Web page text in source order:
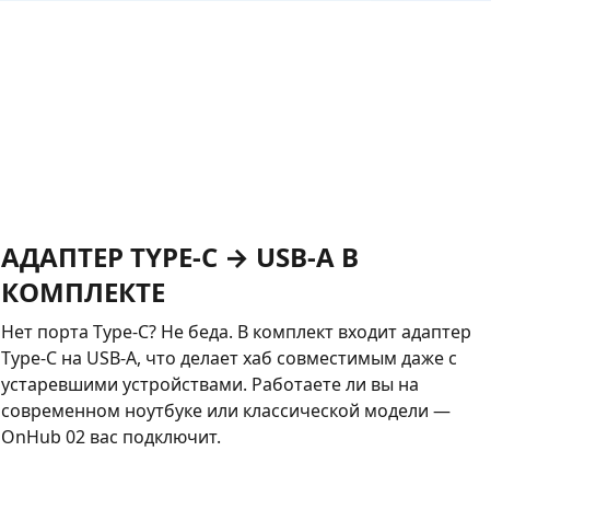
АДАПТЕР TYPE-C → USB-A В
КОМПЛЕКТЕ
Нет порта Type-C? Не беда. В комплект входит адаптер
Type-C на USB-A, что делает хаб совместимым даже с
устаревшими устройствами. Работаете ли вы на
современном ноутбуке или классической модели —
OnHub 02 вас подключит.